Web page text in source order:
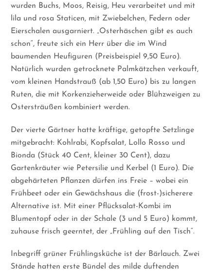
wurden Buchs, Moos, Reisig, Heu verarbeitet und mit
lila und rosa Staticen, mit Zwiebelchen, Federn oder
Eierschalen ausgarniert. „Osterhäschen gibt es auch
schon“, freute sich ein Herr über die im Wind
baumenden Heufiguren (Preisbeispiel 9,50 Euro).
Natürlich wurden getrocknete Palmkätzchen verkauft,
vom kleinen Handstrauß (ab 1,50 Euro) bis zu langen
Ruten, die mit Korkenzieherweide oder Blühzweigen zu
Ostersträußen kombiniert werden.
Der vierte Gärtner hatte kräftige, getopfte Setzlinge
mitgebracht: Kohlrabi, Kopfsalat, Lollo Rosso und
Bionda (Stück 40 Cent, kleiner 30 Cent), dazu
Gartenkräuter wie Petersilie und Kerbel (1 Euro). Die
abgehärteten Pflanzen dürfen ins Freie – wobei ein
Frühbeet oder ein Gewächshaus die (frost-)sicherere
Alternative ist. Mit einer Pflücksalat-Kombi im
Blumentopf oder in der Schale (3 und 5 Euro) kommt,
zuhause frisch geerntet, der „Frühling auf den Tisch“.
Inbegriff grüner Frühlingsküche ist der Bärlauch. Zwei
Stände hatten erste Bündel des milde duftenden